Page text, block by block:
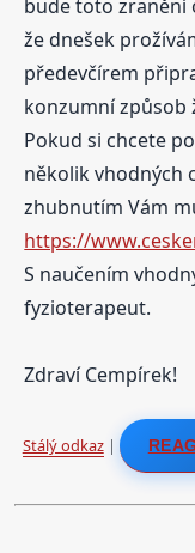
bude toto zranění
že dnešek
předevčírem
konzumní způsob
Pokud si chcete
několik vhodných
zhubnutím Vám
https://
S naučením
fyzioterapeut.
Zdraví Cempírek!
Stálý odkaz|